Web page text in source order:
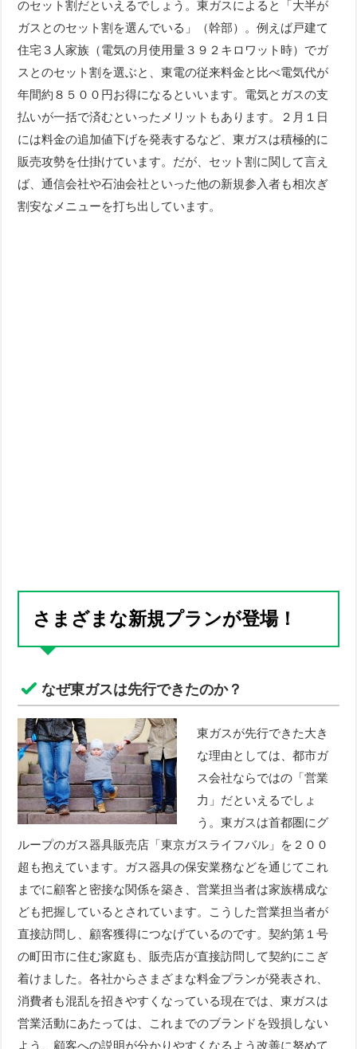
のセット割だといえるでしょう。東ガスによると「大半が
ガスとのセット割を選んでいる」（幹部）。例えば戸建て
住宅３人家族（電気の月使用量３９２キロワット時）でガ
スとのセット割を選ぶと、東電の従来料金と比べ電気代が
年間約８５００円お得になるといいます。電気とガスの支
払いが一括で済むといったメリットもあります。２月１日
には料金の追加値下げを発表するなど、東ガスは積極的に
販売攻勢を仕掛けています。だが、セット割に関して言え
ば、通信会社や石油会社といった他の新規参入者も相次ぎ
割安なメニューを打ち出しています。
さまざまな新規プランが登場！
なぜ東ガスは先行できたのか？
東ガスが先行できた大き
な理由としては、都市ガ
ス会社ならではの「営業
力」だといえるでしょ
う。東ガスは首都圏にグ
ループのガス器具販売店「東京ガスライフバル」を２００
超も抱えています。ガス器具の保安業務などを通じてこれ
までに顧客と密接な関係を築き、営業担当者は家族構成な
ども把握しているとされています。こうした営業担当者が
直接訪問し、顧客獲得につなげているのです。契約第１号
の町田市に住む家庭も、販売店が直接訪問して契約にこぎ
着けました。各社からさまざまな料金プランが発表され、
消費者も混乱を招きやすくなっている現在では、東ガスは
営業活動にあたっては、これまでのブランドを毀損しない
よう、顧客への説明が分かりやすくなるよう改善に努めて